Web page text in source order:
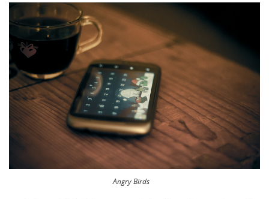
Angry Birds